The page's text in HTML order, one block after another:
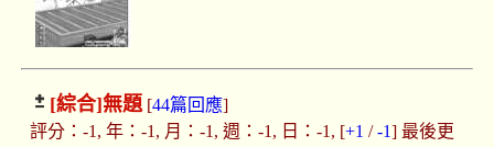
[綜合]無題[44篇回應]
評分：-1, 年：-1, 月：-1, 週：-1, 日：-1, [+1 /-1] 最後更